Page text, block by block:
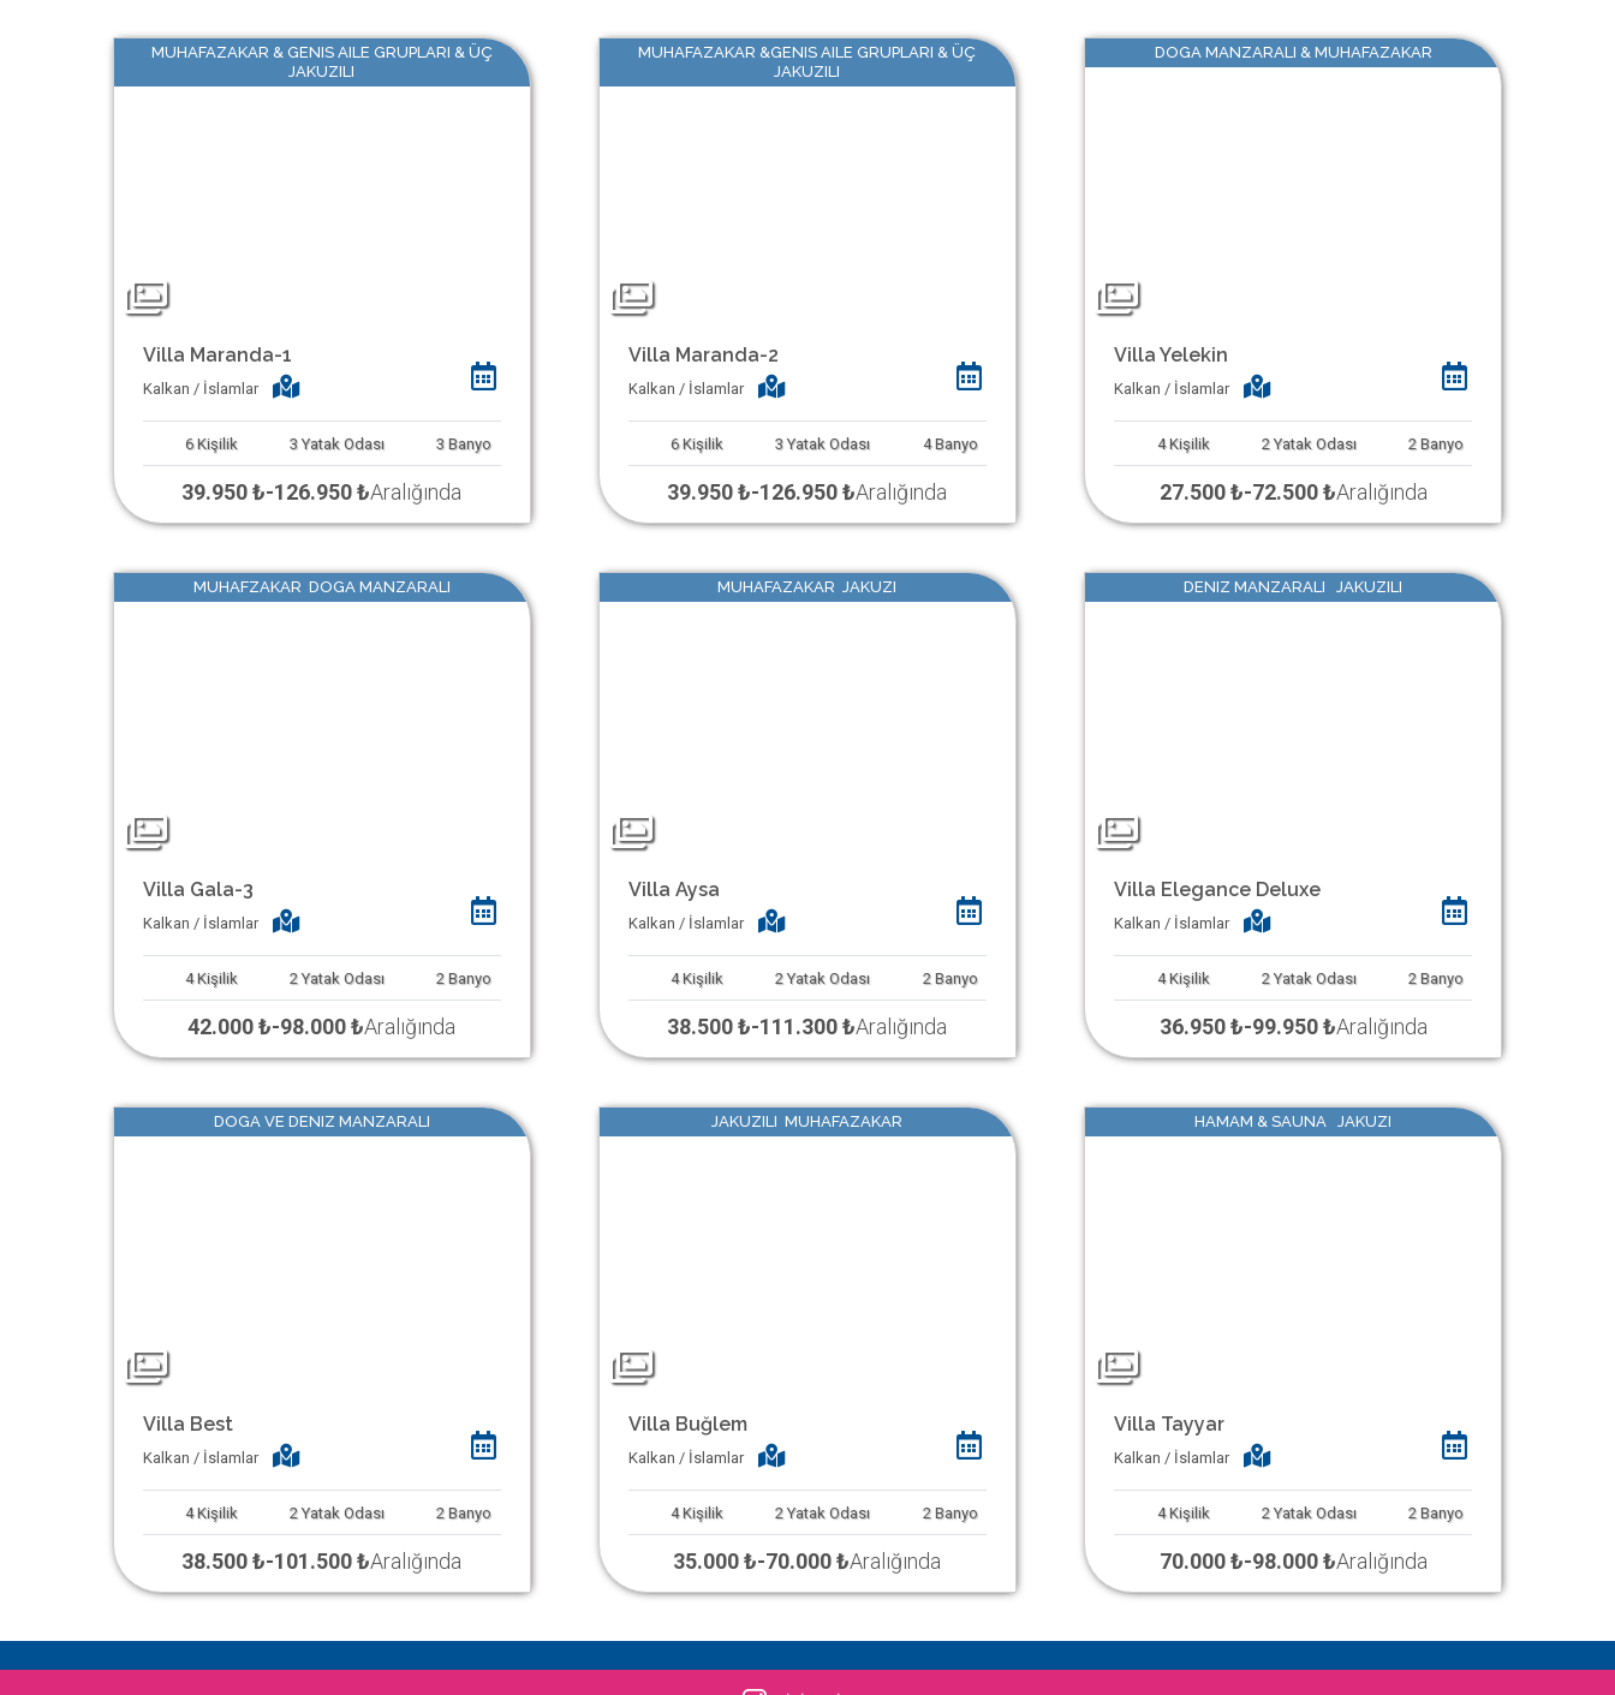
MUHAFAZAKAR & GENIS AILE GRUPLARI & ÜÇ
JAKUZILI
Villa Maranda-1
Kalkan / İslamlar
6 Kişilik 3 Yatak Odası 3 Banyo
39.950 ₺-126.950 ₺Aralığında
MUHAFAZAKAR &GENIS AILE GRUPLARI & ÜÇ
JAKUZILI
Villa Maranda-2
Kalkan / İslamlar
6 Kişilik 3 Yatak Odası 4 Banyo
39.950 ₺-126.950 ₺Aralığında
DOGA MANZARALI & MUHAFAZAKAR
Villa Yelekin
Kalkan / İslamlar
4 Kişilik 2 Yatak Odası 2 Banyo
27.500 ₺-72.500 ₺Aralığında
MUHAFZAKAR DOGA MANZARALI
Villa Gala-3
Kalkan / İslamlar
4 Kişilik 2 Yatak Odası 2 Banyo
42.000 ₺-98.000 ₺Aralığında
MUHAFAZAKAR JAKUZI
Villa Aysa
Kalkan / İslamlar
4 Kişilik 2 Yatak Odası 2 Banyo
38.500 ₺-111.300 ₺Aralığında
DENIZ MANZARALI JAKUZILI
Villa Elegance Deluxe
Kalkan / İslamlar
4 Kişilik 2 Yatak Odası 2 Banyo
36.950 ₺-99.950 ₺Aralığında
DOGA VE DENIZ MANZARALI
Villa Best
Kalkan / İslamlar
4 Kişilik 2 Yatak Odası 2 Banyo
38.500 ₺-101.500 ₺Aralığında
JAKUZILI MUHAFAZAKAR
Villa Buğlem
Kalkan / İslamlar
4 Kişilik 2 Yatak Odası 2 Banyo
35.000 ₺-70.000 ₺Aralığında
HAMAM & SAUNA JAKUZI
Villa Tayyar
Kalkan / İslamlar
4 Kişilik 2 Yatak Odası 2 Banyo
70.000 ₺-98.000 ₺Aralığında